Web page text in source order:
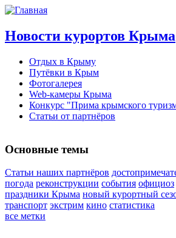
Новости курортов Крыма
Отдых в Крыму
Путёвки в Крым
Фотогалерея
Web-камеры Крыма
Конкурс "Прима крымского
Статьи от партнёров
Основные темы
Статьи наших партнёров
погода реконструкции события официоз
праздники Крыма новый курортный
транспорт экстрим кино статистика
все метки